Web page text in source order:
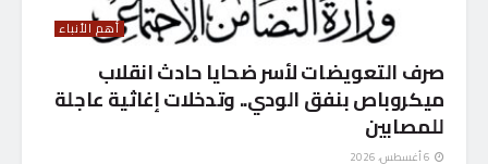
أهم الأنباء
صرف التعويضات لأسر ضحايا حادث انقلاب
ميكروباص بنفق الودي.. وتدخلات إغاثية عاجلة
للمصابين